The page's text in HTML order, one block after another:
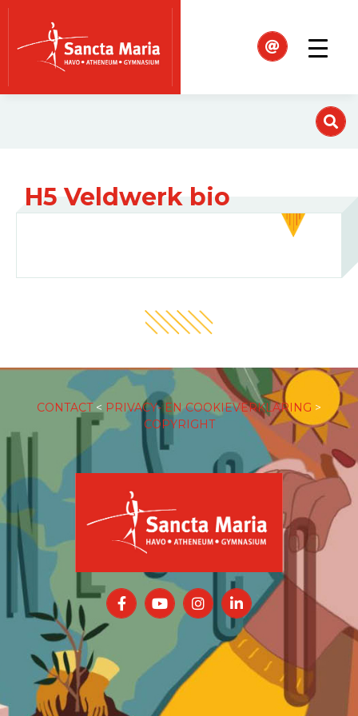
H5 Veldwerk bio
CONTACT< PRIVACY- EN COOKIEVERKLARING >
COPYRIGHT